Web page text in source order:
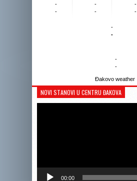
-
-
-
-
-
-
-
-
-
-
Đakovo weather
NOVI STANOVI U CENTRU ĐAKOVA
00:00